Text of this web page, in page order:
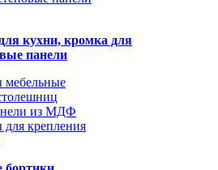
кухни, кромка для
панели
из МДФ
крепления